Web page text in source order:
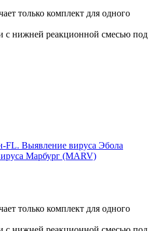
Выявление вируса Эбола
Марбург (MARV)